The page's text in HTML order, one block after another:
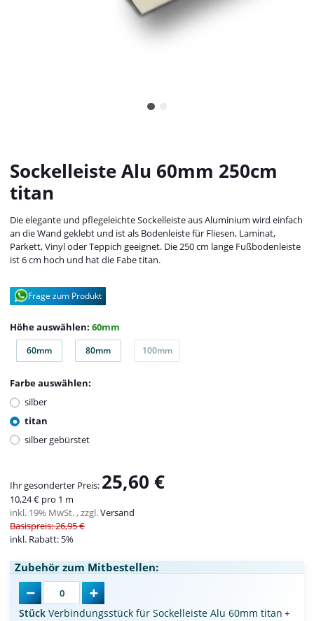
Sockelleiste Alu 60mm 250cm
titan
Die elegante und pflegeleichte Sockelleiste aus Aluminium wird einfach
an die Wand geklebt und ist als Bodenleiste für Fliesen, Laminat,
Parkett, Vinyl oder Teppich geeignet. Die 250 cm lange Fußbodenleiste
ist 6 cm hoch und hat die Fabe titan.
Frage zum Produkt
Höhe auswählen: 60mm
60mm
60mm 80mm
80mm 100mm
100mm
Farbe auswählen:
silber
titan
silber gebürstet
Ihr gesonderter Preis: 25,60 €
10,24 € pro 1 m
inkl. 19% MwSt. , zzgl.Versand
Basispreis: 26,95 €
inkl. Rabatt: 5%
Zubehör zum Mitbestellen:
Stück Verbindungsstück für Sockelleiste Alu 60mm titan +